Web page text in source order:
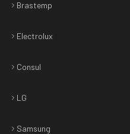
Brastemp
Electrolux
Consul
LG
Samsung